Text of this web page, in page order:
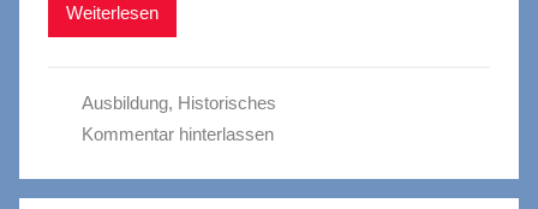
Weiterlesen
Ausbildung, Historisches
Kommentar hinterlassen